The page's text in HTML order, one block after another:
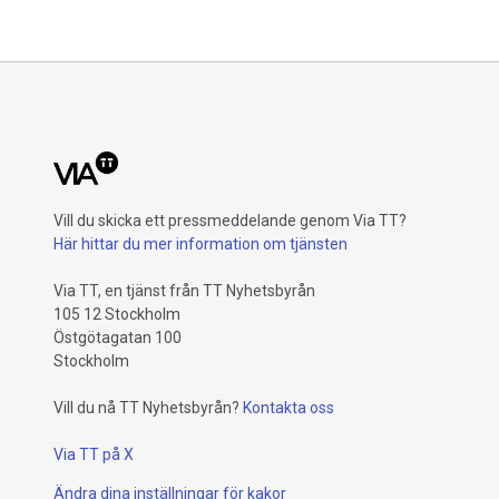
Vill du skicka ett pressmeddelande genom Via TT?
Här hittar du mer information om tjänsten
Via TT, en tjänst från TT Nyhetsbyrån
105 12 Stockholm
Östgötagatan 100
Stockholm
Vill du nå TT Nyhetsbyrån? Kontakta oss
Via TT på X
Ändra dina inställningar för kakor